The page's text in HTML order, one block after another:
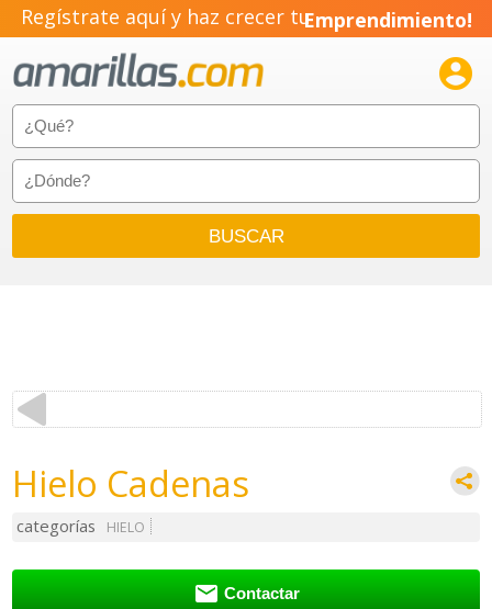
Regístrate aquí y haz crecer tuEmprendimiento!

Hielo Cadenas
categorías HIELO
 Contactar